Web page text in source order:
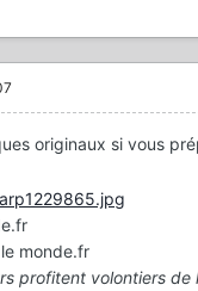
originaux si vous
monde.fr
profitent volontiers